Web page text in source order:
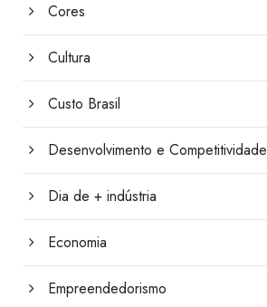
Cores
Cultura
Custo Brasil
Desenvolvimento e Competitividade
Dia de + indústria
Economia
Empreendedorismo